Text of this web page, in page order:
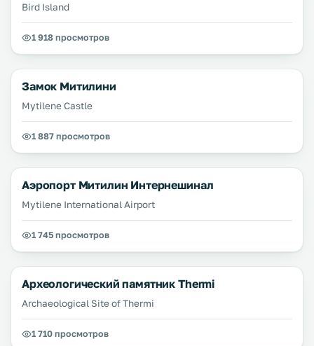
Bird Island
1 918 просмотров
Замок Митилини
Mytilene Castle
1 887 просмотров
Аэропорт Митилин Интернешинал
Mytilene International Airport
1 745 просмотров
Археологический памятник Thermi
Archaeological Site of Thermi
1 710 просмотров